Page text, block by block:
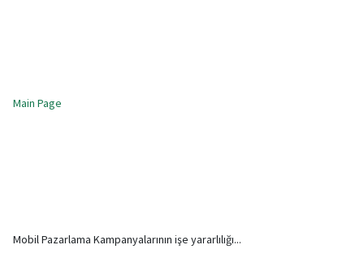
Main Page
Mobil Pazarlama Kampanyalarının işe yararlılığı...